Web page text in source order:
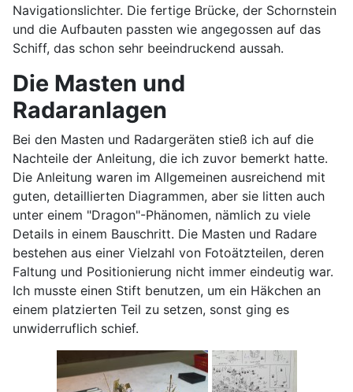
Navigationslichter. Die fertige Brücke, der Schornstein
und die Aufbauten passten wie angegossen auf das
Schiff, das schon sehr beeindruckend aussah.
Die Masten und
Radaranlagen
Bei den Masten und Radargeräten stieß ich auf die
Nachteile der Anleitung, die ich zuvor bemerkt hatte.
Die Anleitung waren im Allgemeinen ausreichend mit
guten, detaillierten Diagrammen, aber sie litten auch
unter einem "Dragon"-Phänomen, nämlich zu viele
Details in einem Bauschritt. Die Masten und Radare
bestehen aus einer Vielzahl von Fotoätzteilen, deren
Faltung und Positionierung nicht immer eindeutig war.
Ich musste einen Stift benutzen, um ein Häkchen an
einem platzierten Teil zu setzen, sonst ging es
unwiderruflich schief.